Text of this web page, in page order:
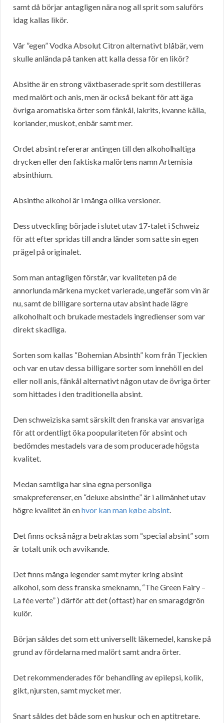
samt då börjar antagligen nära nog all sprit som saluförs
idag kallas likör.
Vår ”egen” Vodka Absolut Citron alternativt blåbär, vem
skulle anlända på tanken att kalla dessa för en likör?
Absithe är en strong växtbaserade sprit som destilleras
med malört och anis, men är också bekant för att äga
övriga aromatiska örter som fänkål, lakrits, kvanne källa,
koriander, muskot, enbär samt mer.
Ordet absint refererar antingen till den alkoholhaltiga
drycken eller den faktiska malörtens namn Artemisia
absinthium.
Absinthe alkohol är i många olika versioner.
Dess utveckling började i slutet utav 17-talet i Schweiz
för att efter spridas till andra länder som satte sin egen
prägel på originalet.
Som man antagligen förstår, var kvaliteten på de
annorlunda märkena mycket varierade, ungefär som vin är
nu, samt de billigare sorterna utav absint hade lägre
alkoholhalt och brukade mestadels ingredienser som var
direkt skadliga.
Sorten som kallas “Bohemian Absinth” kom från Tjeckien
och var en utav dessa billigare sorter som innehöll en del
eller noll anis, fänkål alternativt någon utav de övriga örter
som hittades i den traditionella absint.
Den schweiziska samt särskilt den franska var ansvariga
för att ordentligt öka poopulariteten för absint och
bedömdes mestadels vara de som producerade högsta
kvalitet.
Medan samtliga har sina egna personliga
smakpreferenser, en “deluxe absinthe” är i allmänhet utav
högre kvalitet än enhvor kan man købe absint.
Det finns också några betraktas som “special absint” som
är totalt unik och avvikande.
Det finns många legender samt myter kring absint
alkohol, som dess franska smeknamn, “The Green Fairy –
La fée verte” ) därför att det (oftast) har en smaragdgrön
kulör.
Början såldes det som ett universellt läkemedel, kanske på
grund av fördelarna med malört samt andra örter.
Det rekommenderades för behandling av epilepsi, kolik,
gikt, njursten, samt mycket mer.
Snart såldes det både som en huskur och en aptitretare.